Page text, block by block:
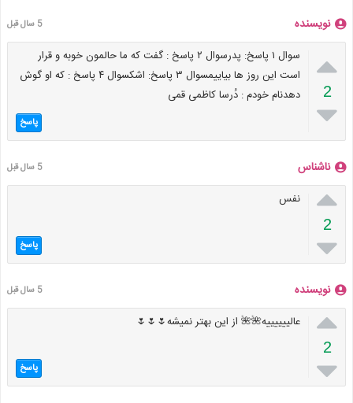
نویسنده 5 سال قبل

2

سوال ۱ پاسخ: پدرسوال ۲ پاسخ : گفت که ما حالمون خوبه و قرار
است این روز ها بیاییمسوال ۳ پاسخ: اشکسوال ۴ پاسخ : که او گوش
دهدنام خودم : دُرسا کاظمی قمی
پاسخ
ناشناس 5 سال قبل

2

نفس
پاسخ
نویسنده 5 سال قبل

2

عالییییییه🌺🌺 از این بهتر نمیشه🌷🌷🌷
پاسخ